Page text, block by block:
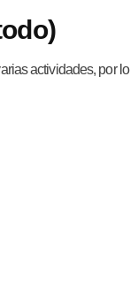
actividades, por lo